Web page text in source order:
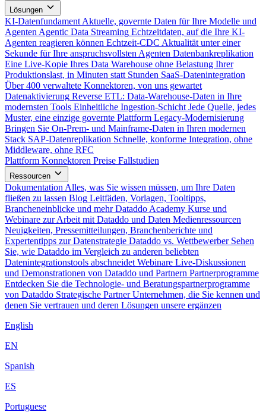
Lösungen
KI-Datenfundament Aktuelle, governte Daten für Ihre Modelle und
Agenten Agentic Data Streaming Echtzeitdaten, auf die Ihre KI-
Agenten reagieren können Echtzeit-CDC Aktualität unter einer
Sekunde für Ihre anspruchsvollsten Agenten Datenbankreplikation
Eine Live-Kopie Ihres Data Warehouse ohne Belastung Ihrer
Produktionslast, in Minuten statt Stunden SaaS-Datenintegration
Über 400 verwaltete Konnektoren, von uns gewartet
Datenaktivierung Reverse ETL: Data-Warehouse-Daten in Ihre
modernsten Tools Einheitliche Ingestion-Schicht Jede Quelle, jedes
Muster, eine einzige governte Plattform Legacy-Modernisierung
Bringen Sie On-Prem- und Mainframe-Daten in Ihren modernen
Stack SAP-Datenreplikation Schnelle, konforme Integration, ohne
Middleware, ohne RFC
Plattform Konnektoren Preise Fallstudien
Ressourcen
Dokumentation Alles, was Sie wissen müssen, um Ihre Daten
fließen zu lassen Blog Leitfäden, Vorlagen, Tooltipps,
Brancheneinblicke und mehr Dataddo Academy Kurse und
Webinare zur Arbeit mit Dataddo und Daten Medienressourcen
Neuigkeiten, Pressemitteilungen, Branchenberichte und
Expertentipps zur Datenstrategie Dataddo vs. Wettbewerber Sehen
Sie, wie Dataddo im Vergleich zu anderen beliebten
Datenintegrationstools abschneidet Webinare Live-Diskussionen
und Demonstrationen von Dataddo und Partnern Partnerprogramme
Entdecken Sie die Technologie- und Beratungspartnerprogramme
von Dataddo Strategische Partner Unternehmen, die Sie kennen und
denen Sie vertrauen und deren Lösungen unsere ergänzen
English
EN
Spanish
ES
Portuguese